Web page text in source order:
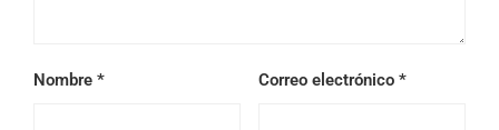
Nombre * Correo electrónico *